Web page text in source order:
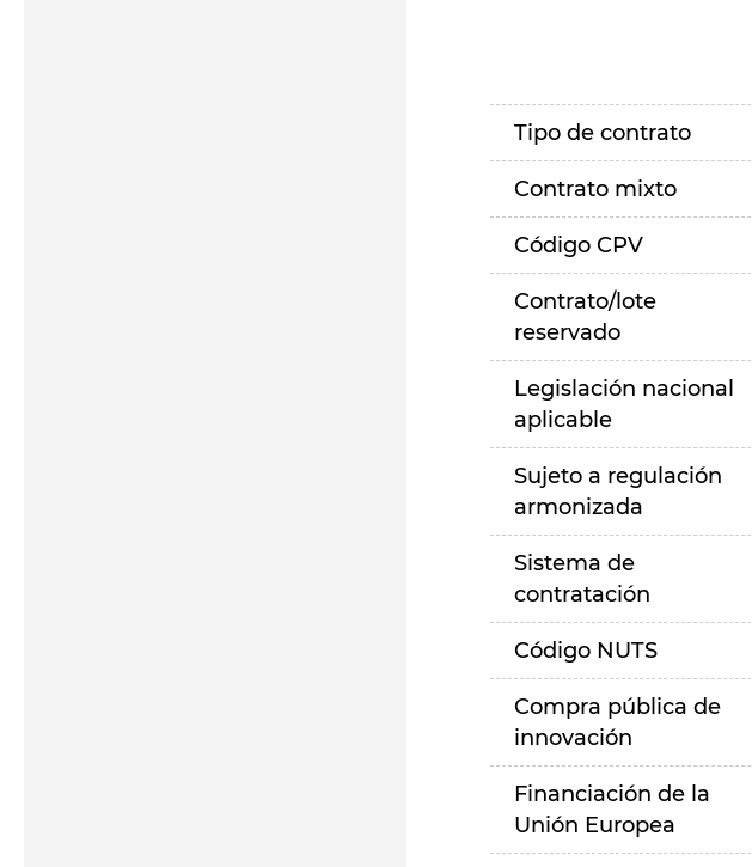
Tipo de contrato
Contrato mixto
Código CPV
Contrato/lote
reservado
Legislación nacional
aplicable
Sujeto a regulación
armonizada
Sistema de
contratación
Código NUTS
Compra pública de
innovación
Financiación de la
Unión Europea